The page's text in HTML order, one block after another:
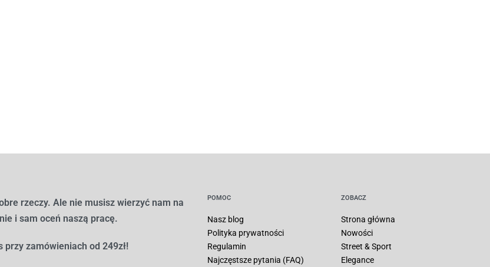
rzeczy. Ale nie musisz wierzyć nam na
i sam oceń naszą pracę.
przy zamówieniach od 249zł!
POMOC
Nasz blog
Polityka prywatności
Regulamin
Najczęstsze pytania (FAQ)
ZOBACZ
Strona główna
Nowości
Street & Sport
Elegance